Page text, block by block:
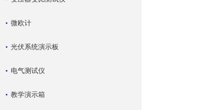
微欧计
光伏系统演示板
电气测试仪
教学演示箱